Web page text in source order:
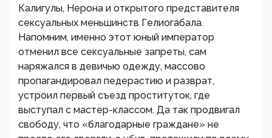
Калигулы, Нерона и открытого представителя
сексуальных меньшинств Гелиогабала.
Напомним, именно этот юный император
отменил все сексуальные запреты, сам
наряжался в девичью одежду, массово
пропагандировал педерастию и разврат,
устроил первый съезд проституток, где
выступал с мастер-классом. Да так продвигал
свободу, что «благодарные граждане» не